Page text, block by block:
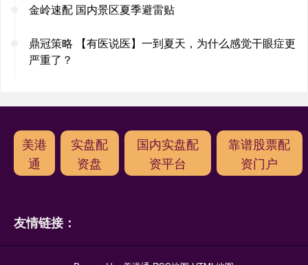
金岭速配 国内景区夏季避雷贴
鼎冠策略 【有医说医】一到夏天，为什么感觉干眼症更
严重了？
美港
通
实盘配
资盘
国内实盘配
资平台
靠谱股票配
资门户
友情链接：